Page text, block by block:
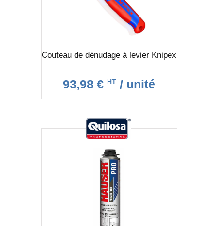
Couteau de dénudage à levier Knipex
93,98 € HT / unité